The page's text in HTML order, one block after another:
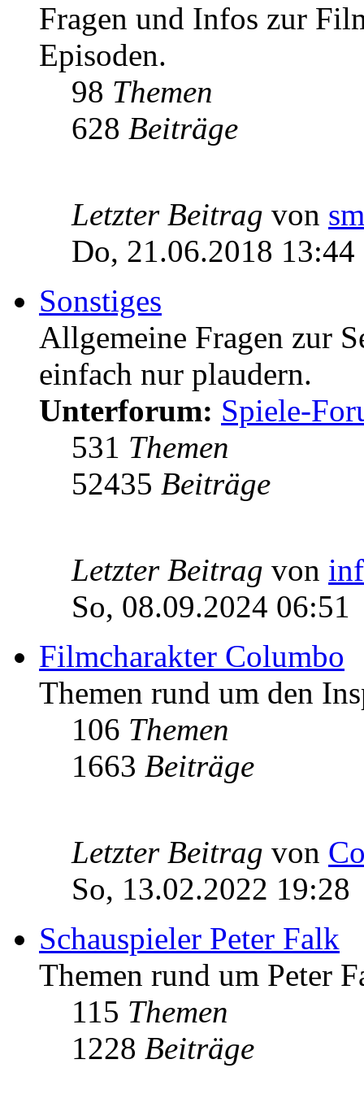
Fragen und Infos zur
Episoden.
98 Themen
628 Beiträge
Letzter Beitrag von
Do, 21.06.2018 13:44
Sonstiges
Allgemeine Fragen zur
einfach nur plaudern.
Unterforum: Spiele-
531 Themen
52435 Beiträge
Letzter Beitrag von
So, 08.09.2024 06:51
Filmcharakter Columbo
Themen rund um den
106 Themen
1663 Beiträge
Letzter Beitrag von
So, 13.02.2022 19:28
Schauspieler Peter Falk
Themen rund um Peter
115 Themen
1228 Beiträge